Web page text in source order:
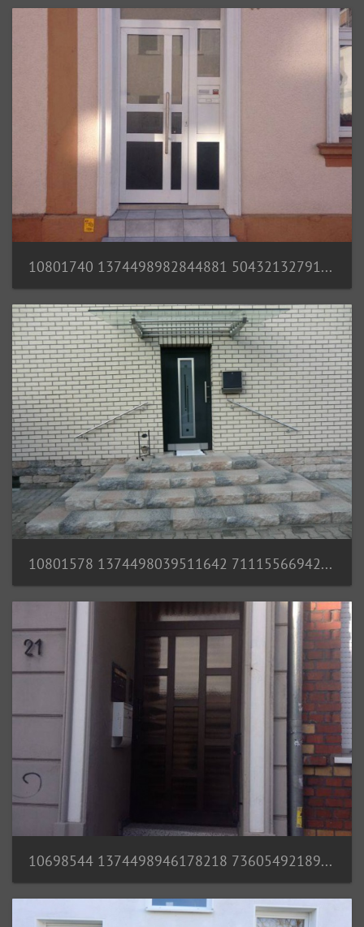
10801740 1374498982844881 5043213279189333315 n
10801578 1374498039511642 7111556694273416705 n
10698544 1374498946178218 7360549218931355438 n